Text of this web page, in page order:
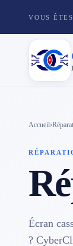
VOUS
Services
Réparation
Blog
Accueil›
Écran
?